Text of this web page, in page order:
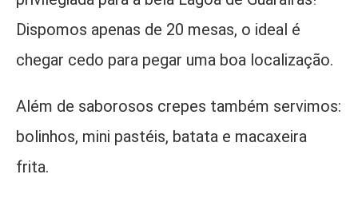
Dispomos apenas de 20 mesas, o ideal é
chegar cedo para pegar uma boa localização.
Além de saborosos crepes também servimos:
bolinhos, mini pastéis, batata e macaxeira
frita.